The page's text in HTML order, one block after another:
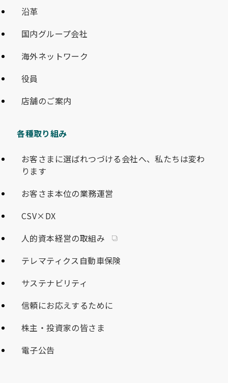
沿革
国内グループ会社
海外ネットワーク
役員
店舗のご案内
各種取り組み
お客さまに選ばれつづける会社へ、私たちは変わ
ります
お客さま本位の業務運営
CSV×DX
人的資本経営の取組み
テレマティクス自動車保険
サステナビリティ
信頼にお応えするために
株主・投資家の皆さま
電子公告